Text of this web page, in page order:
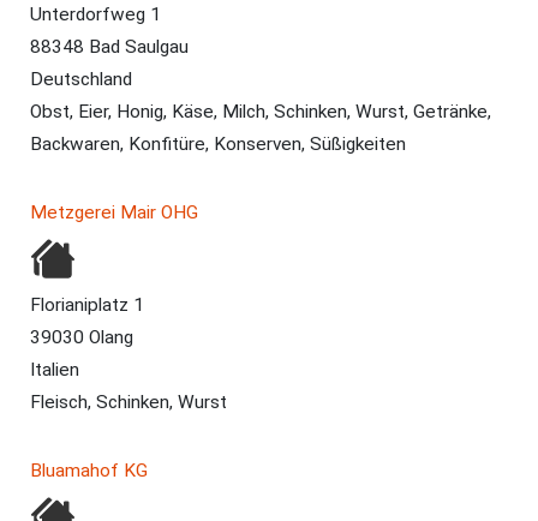
Unterdorfweg 1
88348 Bad Saulgau
Deutschland
Obst, Eier, Honig, Käse, Milch, Schinken, Wurst, Getränke,
Backwaren, Konfitüre, Konserven, Süßigkeiten
Metzgerei Mair OHG
Florianiplatz 1
39030 Olang
Italien
Fleisch, Schinken, Wurst
Bluamahof KG